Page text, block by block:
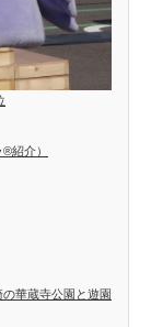
紹介）
華蔵寺公園と遊園